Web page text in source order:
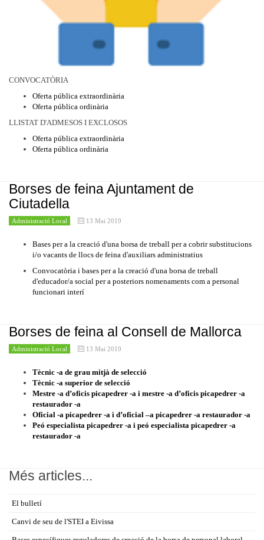
CONVOCATÒRIA
Oferta pública extraordinària
Oferta pública ordinària
LLISTAT D'ADMESOS I EXCLOSOS
Oferta pública extraordinària
Oferta pública ordinària
Borses de feina Ajuntament de
Ciutadella
Administració Local 13 Mai 2019
Bases per a la creació d'una borsa de treball per a cobrir substitucions
i/o vacants de llocs de feina d'auxiliars administratius
Convocatòria i bases per a la creació d'una borsa de treball
d'educador/a social per a posteriors nomenaments com a personal
funcionari interí
Borses de feina al Consell de Mallorca
Administració Local 13 Mai 2019
Tècnic -a de grau mitjà de selecció
Tècnic -a superior de selecció
Mestre -a d’oficis picapedrer -a i mestre -a d’oficis picapedrer -a
restaurador -a
Oficial -a picapedrer -a i d’oficial –a picapedrer -a restaurador -a
Peó especialista picapedrer -a i peó especialista picapedrer -a
restaurador -a
Més articles...
El bulletí
Canvi de seu de l'STEI a Eivissa